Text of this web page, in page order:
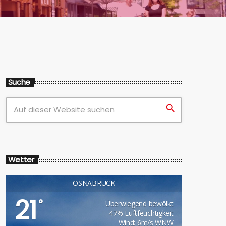
Suche
search
Wetter
OSNABRÜCK
21 °
Überwiegend bewölkt
47% Luftfeuchtigkeit
Wind: 6m/s WNW